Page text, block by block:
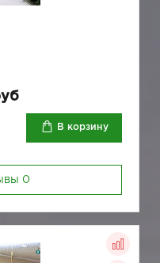
В корзину
0